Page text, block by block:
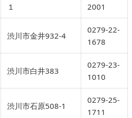
１
2001
渋川市金井932-4
0279-22-
1678
渋川市白井383
0279-23-
1010
渋川市石原508-1
0279-25-
1711